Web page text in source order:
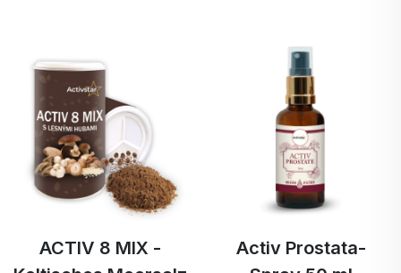
ACTIV 8 MIX -
Activ Prostata-